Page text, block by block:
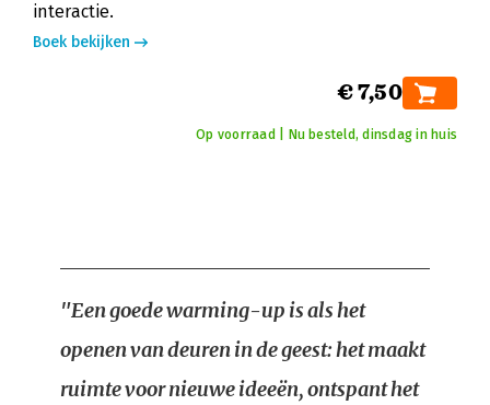
interactie.
Boek bekijken
€ 7,50
Op voorraad | Nu besteld, dinsdag in huis
"Een goede warming-up is als het
openen van deuren in de geest: het maakt
ruimte voor nieuwe ideeën, ontspant het